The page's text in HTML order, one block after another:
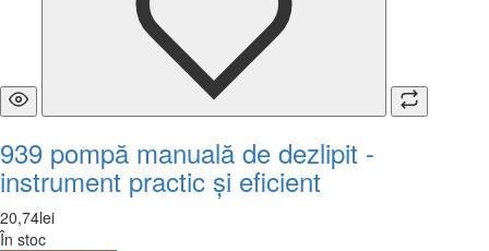
939 pompă manuală de dezlipit -
instrument practic și eficient
20,74lei
În stoc